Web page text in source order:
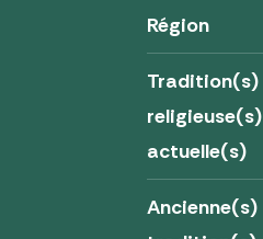
Région
Tradition(s)
religieuse(s)
actuelle(s)
Ancienne(s)